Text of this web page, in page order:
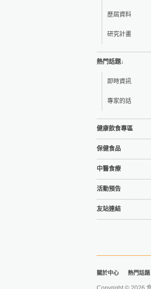
歷屆資料
研究計畫
熱門話題↓
即時資訊
專家的話
健康飲食專區
保健食品
中醫食療
活動預告
友站連結
關於中心 熱門話題